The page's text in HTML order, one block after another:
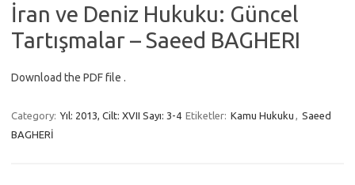
İran ve Deniz Hukuku: Güncel
Tartışmalar – Saeed BAGHERI
Download the PDF file .
Category: Yıl: 2013, Cilt: XVII Sayı: 3-4 Etiketler: Kamu Hukuku
Saeed
BAGHERİ